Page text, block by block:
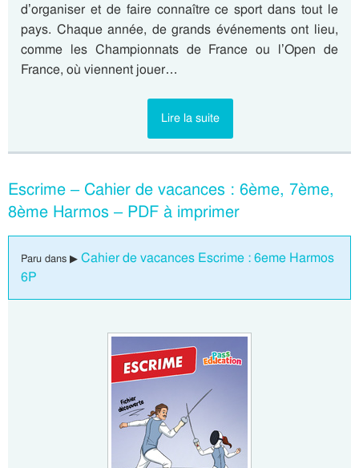
d’organiser et de faire connaître ce sport dans tout le
pays. Chaque année, de grands événements ont lieu,
comme les Championnats de France ou l’Open de
France, où viennent jouer…
Lire la suite
Escrime – Cahier de vacances : 6ème, 7ème,
8ème Harmos – PDF à imprimer
Paru dans ▶ Cahier de vacances Escrime : 6eme Harmos
6P